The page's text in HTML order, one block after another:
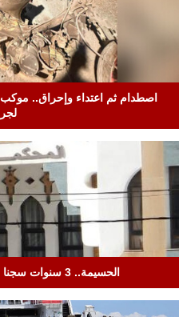
اصطدام ثم اعتداء وإحراق..
الحسيمة.. 3 سنوات سجنا بسبب شيكات بدون مؤونة